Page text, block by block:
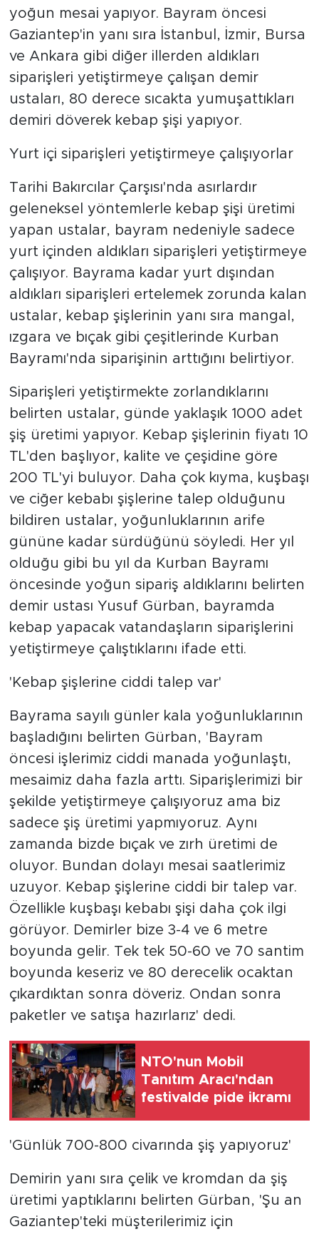
yoğun mesai yapıyor. Bayram öncesi
Gaziantep'in yanı sıra İstanbul, İzmir, Bursa
ve Ankara gibi diğer illerden aldıkları
siparişleri yetiştirmeye çalışan demir
ustaları, 80 derece sıcakta yumuşattıkları
demiri döverek kebap şişi yapıyor.
Yurt içi siparişleri yetiştirmeye çalışıyorlar
Tarihi Bakırcılar Çarşısı'nda asırlardır
geleneksel yöntemlerle kebap şişi üretimi
yapan ustalar, bayram nedeniyle sadece
yurt içinden aldıkları siparişleri yetiştirmeye
çalışıyor. Bayrama kadar yurt dışından
aldıkları siparişleri ertelemek zorunda kalan
ustalar, kebap şişlerinin yanı sıra mangal,
ızgara ve bıçak gibi çeşitlerinde Kurban
Bayramı'nda siparişinin arttığını belirtiyor.
Siparişleri yetiştirmekte zorlandıklarını
belirten ustalar, günde yaklaşık 1000 adet
şiş üretimi yapıyor. Kebap şişlerinin fiyatı 10
TL'den başlıyor, kalite ve çeşidine göre
200 TL'yi buluyor. Daha çok kıyma, kuşbaşı
ve ciğer kebabı şişlerine talep olduğunu
bildiren ustalar, yoğunluklarının arife
gününe kadar sürdüğünü söyledi. Her yıl
olduğu gibi bu yıl da Kurban Bayramı
öncesinde yoğun sipariş aldıklarını belirten
demir ustası Yusuf Gürban, bayramda
kebap yapacak vatandaşların siparişlerini
yetiştirmeye çalıştıklarını ifade etti.
'Kebap şişlerine ciddi talep var'
Bayrama sayılı günler kala yoğunluklarının
başladığını belirten Gürban, 'Bayram
öncesi işlerimiz ciddi manada yoğunlaştı,
mesaimiz daha fazla arttı. Siparişlerimizi bir
şekilde yetiştirmeye çalışıyoruz ama biz
sadece şiş üretimi yapmıyoruz. Aynı
zamanda bizde bıçak ve zırh üretimi de
oluyor. Bundan dolayı mesai saatlerimiz
uzuyor. Kebap şişlerine ciddi bir talep var.
Özellikle kuşbaşı kebabı şişi daha çok ilgi
görüyor. Demirler bize 3-4 ve 6 metre
boyunda gelir. Tek tek 50-60 ve 70 santim
boyunda keseriz ve 80 derecelik ocaktan
çıkardıktan sonra döveriz. Ondan sonra
paketler ve satışa hazırlarız' dedi.
NTO'nun Mobil
Tanıtım Aracı'ndan
festivalde pide ikramı
'Günlük 700-800 civarında şiş yapıyoruz'
Demirin yanı sıra çelik ve kromdan da şiş
üretimi yaptıklarını belirten Gürban, 'Şu an
Gaziantep'teki müşterilerimiz için